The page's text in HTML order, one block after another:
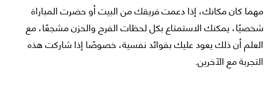
مهما كان مكانك، إذا دعمت فريقك من البيت أو حضرت المباراة
شخصيًا، يمكنك الاستمتاع بكل لحظات الفرح والحزن مشجعًا، مع
العلم أن ذلك يعود عليك بفوائد نفسية، خصوصًا إذا شاركت هذه
التجربة مع الآخرين.